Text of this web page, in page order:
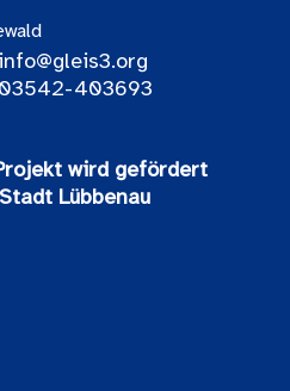
info@gleis3.org
03542-403693
wird gefördert
Lübbenau